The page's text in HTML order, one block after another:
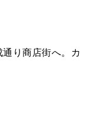
り商店街へ。カ